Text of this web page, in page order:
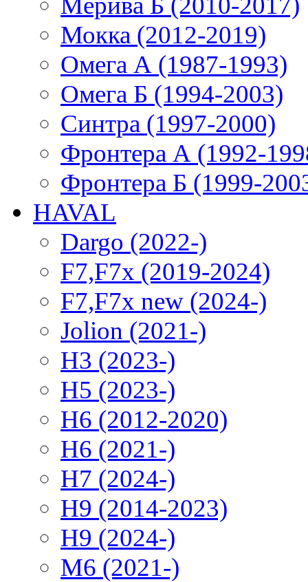
Мокка (2012-2019)
Омега А (1987-1993)
Омега Б (1994-2003)
Синтра (1997-2000)
Фронтера А (1992-
Фронтера Б (1999-
HAVAL
Dargo (2022-)
F7,F7x (2019-2024)
F7,F7x new (2024-)
Jolion (2021-)
H3 (2023-)
H5 (2023-)
H6 (2012-2020)
H6 (2021-)
H7 (2024-)
H9 (2014-2023)
H9 (2024-)
M6 (2021-)